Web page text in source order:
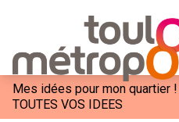
Mes idées pour mon quartier
TOUTES VOS IDEES